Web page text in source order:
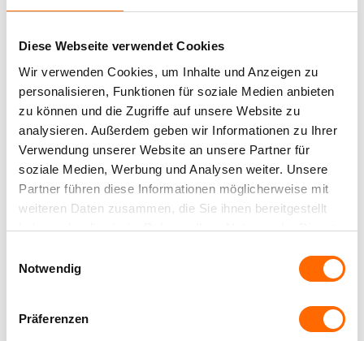
Diese Webseite verwendet Cookies
Wir verwenden Cookies, um Inhalte und Anzeigen zu
personalisieren, Funktionen für soziale Medien anbieten
zu können und die Zugriffe auf unsere Website zu
analysieren. Außerdem geben wir Informationen zu Ihrer
Verwendung unserer Website an unsere Partner für
soziale Medien, Werbung und Analysen weiter. Unsere
Partner führen diese Informationen möglicherweise mit
weiteren Daten zusammen, die Sie ihnen bereitgestellt
haben oder die sie im Rahmen Ihrer Nutzung der Dienste
Notwendig
Präferenzen
Dichtungen
Bautiefe
Ug
Glas im Standard
3-fach Verglasung
Konfigurator
Rabattaktionen
Fenstereinbau